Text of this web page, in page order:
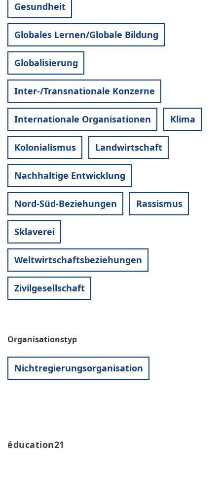
Gesundheit
Globales Lernen/Globale Bildung
Globalisierung
Inter-/Transnationale Konzerne
Internationale Organisationen Klima
Kolonialismus Landwirtschaft
Nachhaltige Entwicklung
Nord-Süd-Beziehungen Rassismus
Sklaverei
Weltwirtschaftsbeziehungen
Zivilgesellschaft
Organisationstyp
Nichtregierungsorganisation
éducation21